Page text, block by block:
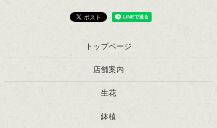
トップページ
店舗案内
生花
鉢植